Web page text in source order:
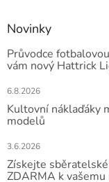
Novinky
Průvodce
vám nový Hattrick
6.8.2026
Kultovní náklaďáky
modelů
3.6.2026
Získejte
ZDARMA k vašemu